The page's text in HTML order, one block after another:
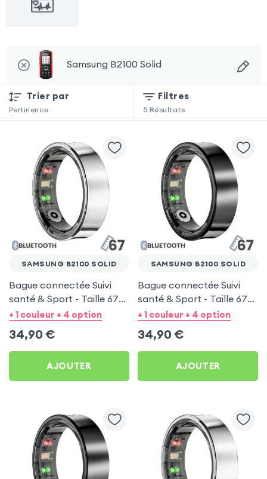
Samsung B2100 Solid
Trier par
Pertinence
Filtres
5 Résultats
SAMSUNG B2100 SOLID
Bague connectée Suivi
santé & Sport - Taille 67
Argent
+ 1 couleur + 4 option
34,90 €
AJOUTER
SAMSUNG B2100 SOLID
Bague connectée Suivi
santé & Sport - Taille 67
Noir
+ 1 couleur + 4 option
34,90 €
AJOUTER